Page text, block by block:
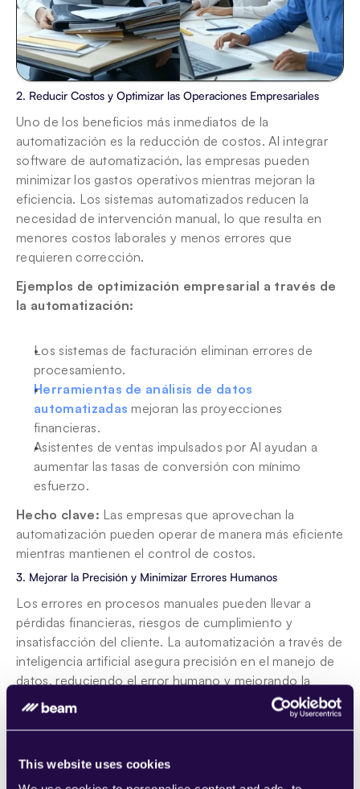
This website uses cookies
2. Reducir Costos y Optimizar las Operaciones Empresariales
Uno de los beneficios más inmediatos de la
automatización es la reducción de costos. Al integrar
software de automatización, las empresas pueden
minimizar los gastos operativos mientras mejoran la
eficiencia. Los sistemas automatizados reducen la
necesidad de intervención manual, lo que resulta en
menores costos laborales y menos errores que
requieren corrección.
Ejemplos de optimización empresarial a través de
la automatización:
Los sistemas de facturación eliminan errores de
procesamiento.
Herramientas de análisis de datos
automatizadas mejoran las proyecciones
financieras.
Asistentes de ventas impulsados por AI ayudan a
aumentar las tasas de conversión con mínimo
esfuerzo.
Hecho clave: Las empresas que aprovechan la
automatización pueden operar de manera más eficiente
mientras mantienen el control de costos.
3. Mejorar la Precisión y Minimizar Errores Humanos
Los errores en procesos manuales pueden llevar a
pérdidas financieras, riesgos de cumplimiento y
insatisfacción del cliente. La automatización a través de
inteligencia artificial asegura precisión en el manejo de
datos, reduciendo el error humano y mejorando la
confiabilidad general.
Dónde la automatización mejora la precisión:
Controles de cumplimiento impulsados por AI